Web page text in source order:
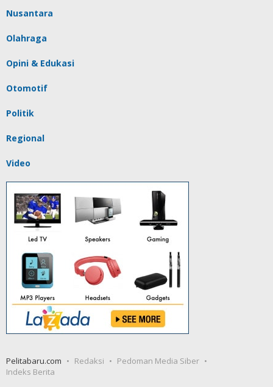
Nusantara
Olahraga
Opini & Edukasi
Otomotif
Politik
Regional
Video
Pelitabaru.com Redaksi
Pedoman Media Siber
Indeks Berita